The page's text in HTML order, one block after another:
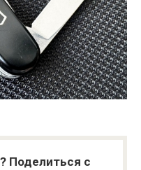
Поделиться с